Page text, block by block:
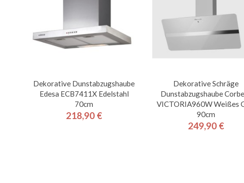
Dekorative Dunstabzugshaube
Edesa ECB7411X Edelstahl
70cm
Preis
218,90 €
Dekorative Schräge
Dunstabzugshaube
VICTORIA960W Weißes
90cm
Preis
249,90 €